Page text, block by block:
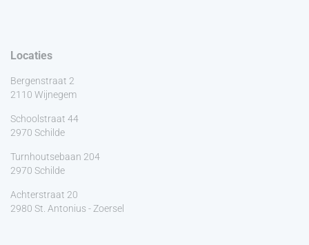
Locaties
Bergenstraat 2
2110 Wijnegem
Schoolstraat 44
2970 Schilde
Turnhoutsebaan 204
2970 Schilde
Achterstraat 20
2980 St. Antonius - Zoersel